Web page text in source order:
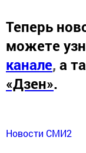
Теперь
можете
канале, а
«Дзен».
Новости СМИ2